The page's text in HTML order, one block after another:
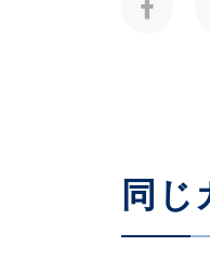
同じ